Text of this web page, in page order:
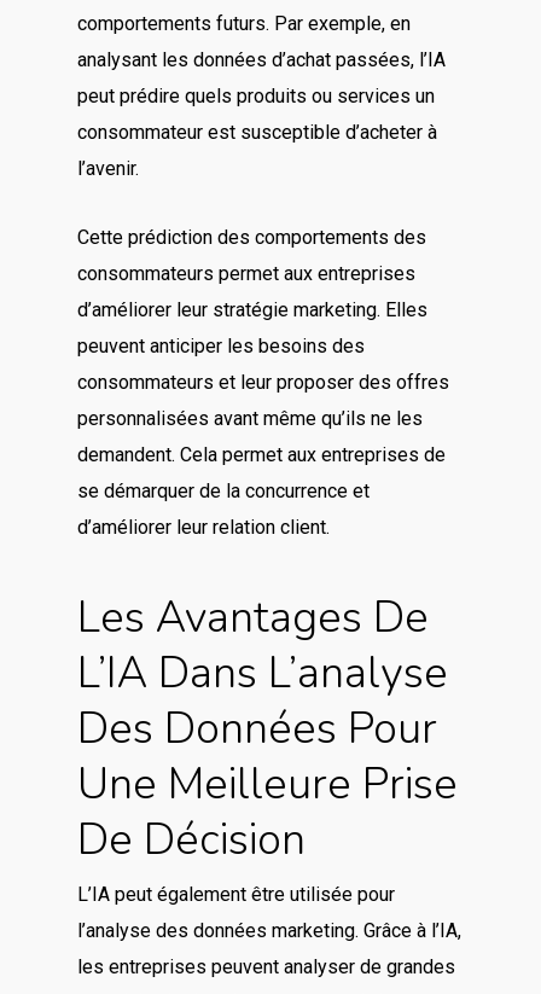
comportements futurs. Par exemple, en
analysant les données d’achat passées, l’IA
peut prédire quels produits ou services un
consommateur est susceptible d’acheter à
l’avenir.
Cette prédiction des comportements des
consommateurs permet aux entreprises
d’améliorer leur stratégie marketing. Elles
peuvent anticiper les besoins des
consommateurs et leur proposer des offres
personnalisées avant même qu’ils ne les
demandent. Cela permet aux entreprises de
se démarquer de la concurrence et
d’améliorer leur relation client.
Les Avantages De
L’IA Dans L’analyse
Des Données Pour
Une Meilleure Prise
De Décision
L’IA peut également être utilisée pour
l’analyse des données marketing. Grâce à l’IA,
les entreprises peuvent analyser de grandes